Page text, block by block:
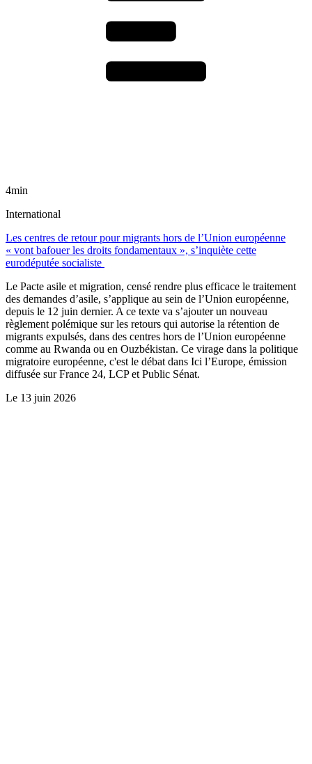
4min
International
Les centres de retour pour migrants hors de l’Union européenne
« vont bafouer les droits fondamentaux », s’inquiète cette
eurodéputée socialiste
Le Pacte asile et migration, censé rendre plus efficace le traitement
des demandes d’asile, s’applique au sein de l’Union européenne,
depuis le 12 juin dernier. A ce texte va s’ajouter un nouveau
règlement polémique sur les retours qui autorise la rétention de
migrants expulsés, dans des centres hors de l’Union européenne
comme au Rwanda ou en Ouzbékistan. Ce virage dans la politique
migratoire européenne, c'est le débat dans Ici l’Europe, émission
diffusée sur France 24, LCP et Public Sénat.
Le 13 juin 2026